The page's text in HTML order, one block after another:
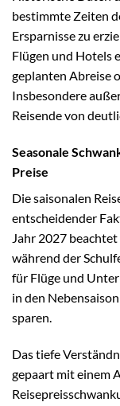
bestimmte Zeiten
Ersparnisse zu
Flügen und Hotels
geplanten Abreise
Insbesondere
Reisende von
Seasonale
Preise
Die saisonalen
entscheidender
Jahr 2027
während der
für Flüge und
in den
sparen.
Das tiefe
gepaart mit einem